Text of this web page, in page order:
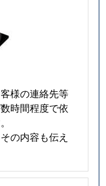
様の連絡先等
時間程度で依
の内容も伝え